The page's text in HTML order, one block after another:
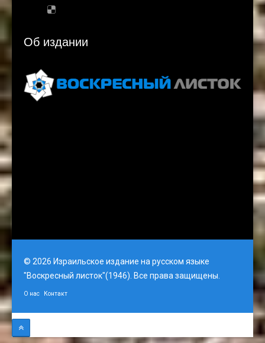
Об издании
© 2026 Израильское издание на русском языке
"Воскресный листок"(1946). Все права защищены.
О нас Контакт